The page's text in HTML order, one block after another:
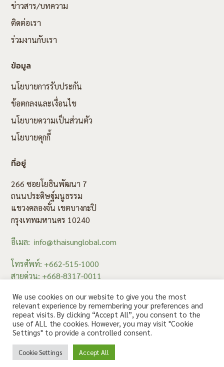
ข่าวสาร/บทความ
ติดต่อเรา
ร่วมงานกับเรา
ข้อมูล
นโยบายการรับประกัน
ข้อตกลงและเงื่อนไข
นโยบายความเป็นส่วนตัว
นโยบายคุกกี้
ที่อยู่
266 ซอยโยธินพัฒนา 7
ถนนประดิษฐ์มนูธรรม
แขวงคลองจั่น เขตบางกะปิ
กรุงเทพมหานคร 10240
อีเมล: info@thaisunglobal.com
โทรศัพท์: +662-515-1000
สายด่วน: +668-8317-0011
© 2020 Thaisun. All rights reserved.
We use cookies on our website to give you the most
relevant experience by remembering your preferences and
repeat visits. By clicking “Accept All”, you consent to the
use of ALL the cookies. However, you may visit "Cookie
Settings" to provide a controlled consent.
Cookie Settings Accept All
สอบถาม คลิก